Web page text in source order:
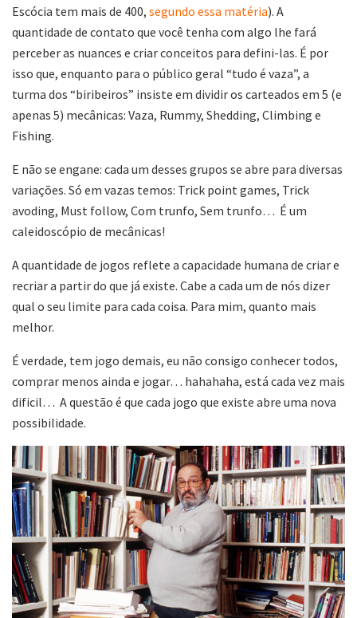
Escócia tem mais de 400, segundo essa matéria). A
quantidade de contato que você tenha com algo lhe fará
perceber as nuances e criar conceitos para defini-las. É por
isso que, enquanto para o público geral “tudo é vaza”, a
turma dos “biribeiros” insiste em dividir os carteados em 5 (e
apenas 5) mecânicas: Vaza, Rummy, Shedding, Climbing e
Fishing.
E não se engane: cada um desses grupos se abre para diversas
variações. Só em vazas temos: Trick point games, Trick
avoding, Must follow, Com trunfo, Sem trunfo… É um
caleidoscópio de mecânicas!
A quantidade de jogos reflete a capacidade humana de criar e
recriar a partir do que já existe. Cabe a cada um de nós dizer
qual o seu limite para cada coisa. Para mim, quanto mais
melhor.
É verdade, tem jogo demais, eu não consigo conhecer todos,
comprar menos ainda e jogar… hahahaha, está cada vez mais
dificil… A questão é que cada jogo que existe abre uma nova
possibilidade.